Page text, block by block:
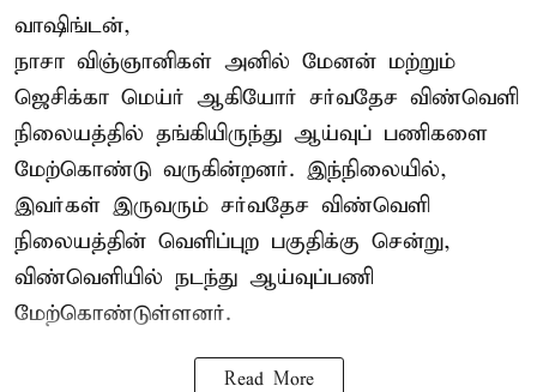
வாஷிங்டன்,
நாசா விஞ்ஞானிகள் அனில் மேனன் மற்றும்
ஜெசிக்கா மெய்ர் ஆகியோர் சர்வதேச விண்வெளி
நிலையத்தில் தங்கியிருந்து ஆய்வுப் பணிகளை
மேற்கொண்டு வருகின்றனர். இந்நிலையில்,
இவர்கள் இருவரும் சர்வதேச விண்வெளி
நிலையத்தின் வெளிப்புற பகுதிக்கு சென்று,
விண்வெளியில் நடந்து ஆய்வுப்பணி
மேற்கொண்டுள்ளனர்.
Read More